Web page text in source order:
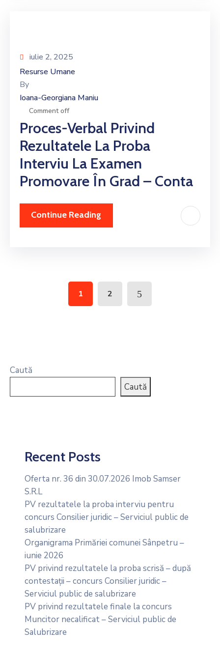
iulie 2, 2025
Resurse Umane
By
Ioana-Georgiana Maniu
Comment off
Proces-Verbal Privind
Rezultatele La Proba
Interviu La Examen
Promovare În Grad – Conta
Continue Reading
1 2
Caută
Caută
Recent Posts
Oferta nr. 36 din 30.07.2026 Imob Samser
S.R.L
PV rezultatele la proba interviu pentru
concurs Consilier juridic – Serviciul public de
salubrizare
Organigrama Primăriei comunei Sânpetru –
iunie 2026
PV privind rezultatele la proba scrisă – după
contestații – concurs Consilier juridic –
Serviciul public de salubrizare
PV privind rezultatele finale la concurs
Muncitor necalificat – Serviciul public de
Salubrizare